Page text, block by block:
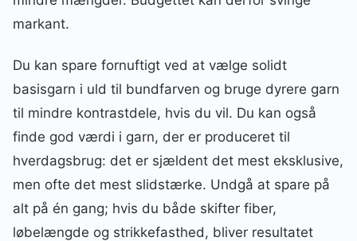
markant.
Du kan spare fornuftigt ved at vælge solidt
basisgarn i uld til bundfarven og bruge dyrere garn
til mindre kontrastdele, hvis du vil. Du kan også
finde god værdi i garn, der er produceret til
hverdagsbrug: det er sjældent det mest eksklusive,
men ofte det mest slidstærke. Undgå at spare på
alt på én gang; hvis du både skifter fiber,
løbelængde og strikkefasthed, bliver resultatet